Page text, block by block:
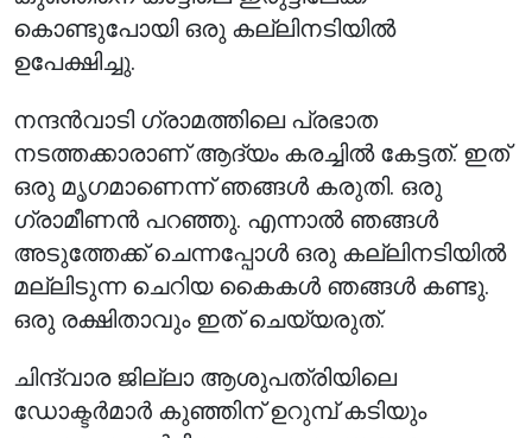
കൊണ്ടുപോയി ഒരു കല്ലിനടിയിൽ
ഉപേക്ഷിച്ചു.
നന്ദൻവാടി ഗ്രാമത്തിലെ പ്രഭാത
നടത്തക്കാരാണ് ആദ്യം കരച്ചിൽ കേട്ടത്. ഇത്
ഒരു മൃഗമാണെന്ന് ഞങ്ങൾ കരുതി. ഒരു
ഗ്രാമീണൻ പറഞ്ഞു. എന്നാൽ ഞങ്ങൾ
അടുത്തേക്ക് ചെന്നപ്പോൾ ഒരു കല്ലിനടിയിൽ
മല്ലിടുന്ന ചെറിയ കൈകൾ ഞങ്ങൾ കണ്ടു.
ഒരു രക്ഷിതാവും ഇത് ചെയ്യരുത്.
ചിന്ദ്‌വാര ജില്ലാ ആശുപത്രിയിലെ
ഡോക്ടർമാർ കുഞ്ഞിന് ഉറുമ്പ് കടിയും